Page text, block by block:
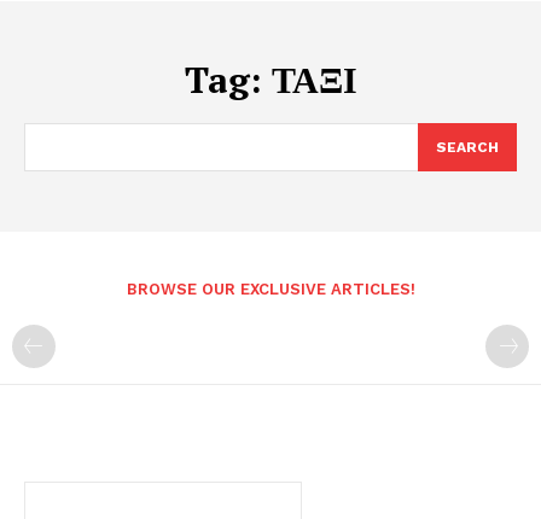
Tag: ΤΑΞΙ
SEARCH
BROWSE OUR EXCLUSIVE ARTICLES!